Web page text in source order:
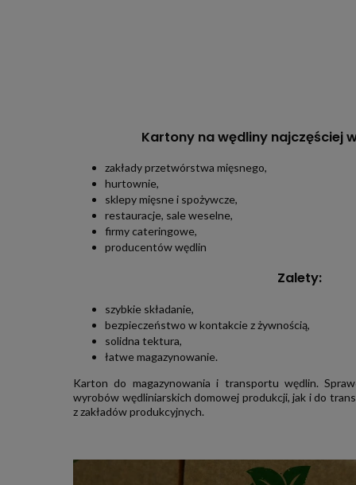
Kartony na wędliny najczęściej
zakłady przetwórstwa mięsnego,
hurtownie,
sklepy mięsne i spożywcze,
restauracje, sale weselne,
firmy cateringowe,
producentów wędlin
Zalety:
szybkie składanie,
bezpieczeństwo w kontakcie z żywnością,
solidna tektura,
łatwe magazynowanie.
Karton do magazynowania i transportu wędlin.
wyrobów wędliniarskich domowej produkcji, jak i do
z zakładów produkcyjnych.